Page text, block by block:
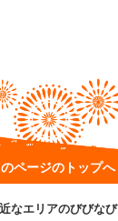
ページのトップへ
なエリアのびびなび